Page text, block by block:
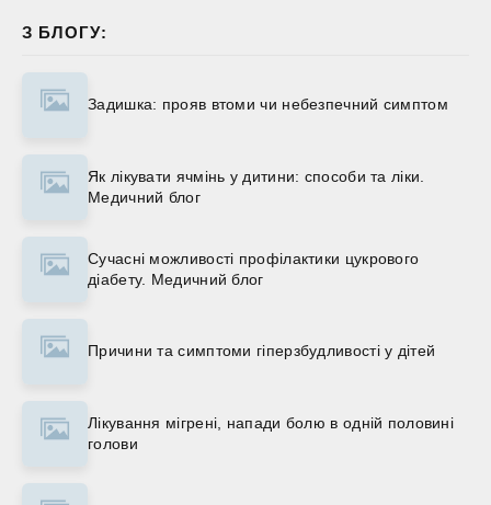
З БЛОГУ:
Задишка: прояв втоми чи небезпечний симптом
Як лікувати ячмінь у дитини: способи та ліки.
Медичний блог
Сучасні можливості профілактики цукрового
діабету. Медичний блог
Причини та симптоми гіперзбудливості у дітей
Лікування мігрені, напади болю в одній половині
голови